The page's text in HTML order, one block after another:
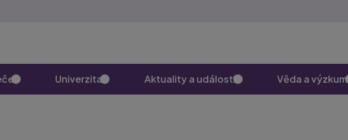
Univerzita Aktuality a události Věda a výzkum